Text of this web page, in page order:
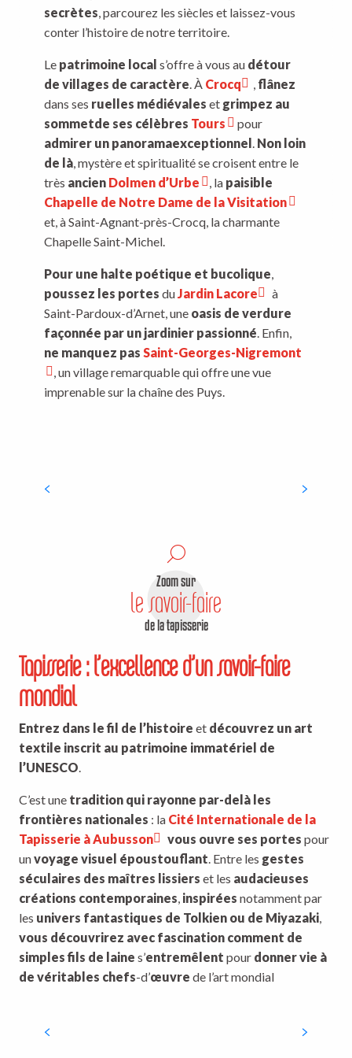
Prolongez l’aventure sur la « Montagne Limousine
Crocq, le carrefour idéal de vos excursions
secrètes, parcourez les siècles et laissez-vous
conter l’histoire de notre territoire.
Le patrimoine local s’offre à vous au détour
de villages de caractère. À Crocq , flânez
dans ses ruelles médiévales et grimpez au
sommetde ses célèbres Tours
pour
admirer un panoramaexceptionnel. Non loin
de là, mystère et spiritualité se croisent entre le
très ancien Dolmen d’Urbe , la paisible
Chapelle de Notre Dame de la Visitation
et, à Saint-Agnant-près-Crocq, la charmante
Chapelle Saint-Michel.
Pour une halte poétique et bucolique,
poussez les portes duJardin Lacore
à
Saint-Pardoux-d’Arnet, une oasis de verdure
façonnée par un jardinier passionné. Enfin,
ne manquez pas Saint-Georges-Nigremont
, un village remarquable qui offre une vue
imprenable sur la chaîne des Puys.
Zoom sur
le savoir-faire
de la tapisserie
Tapisserie : l’excellence d’un savoir-faire
mondial
Entrez dans le fil de l’histoire et découvrez un art
textile inscrit au patrimoine immatériel de
l’UNESCO.
C’est une tradition qui rayonne par-delà les
frontières nationales : la Cité Internationale de la
Tapisserie à Aubusson
vous ouvre ses portes pour
unvoyage visuel époustouflant. Entre les gestes
séculaires des maîtres lissiers et les audacieuses
créations contemporaines, inspirées notamment par
les univers fantastiques de Tolkien ou de Miyazaki,
vous découvrirez avec fascination comment de
simples fils de laine s’entremêlent pour donner vie à
de véritables chefs-d’œuvre de l’art mondial